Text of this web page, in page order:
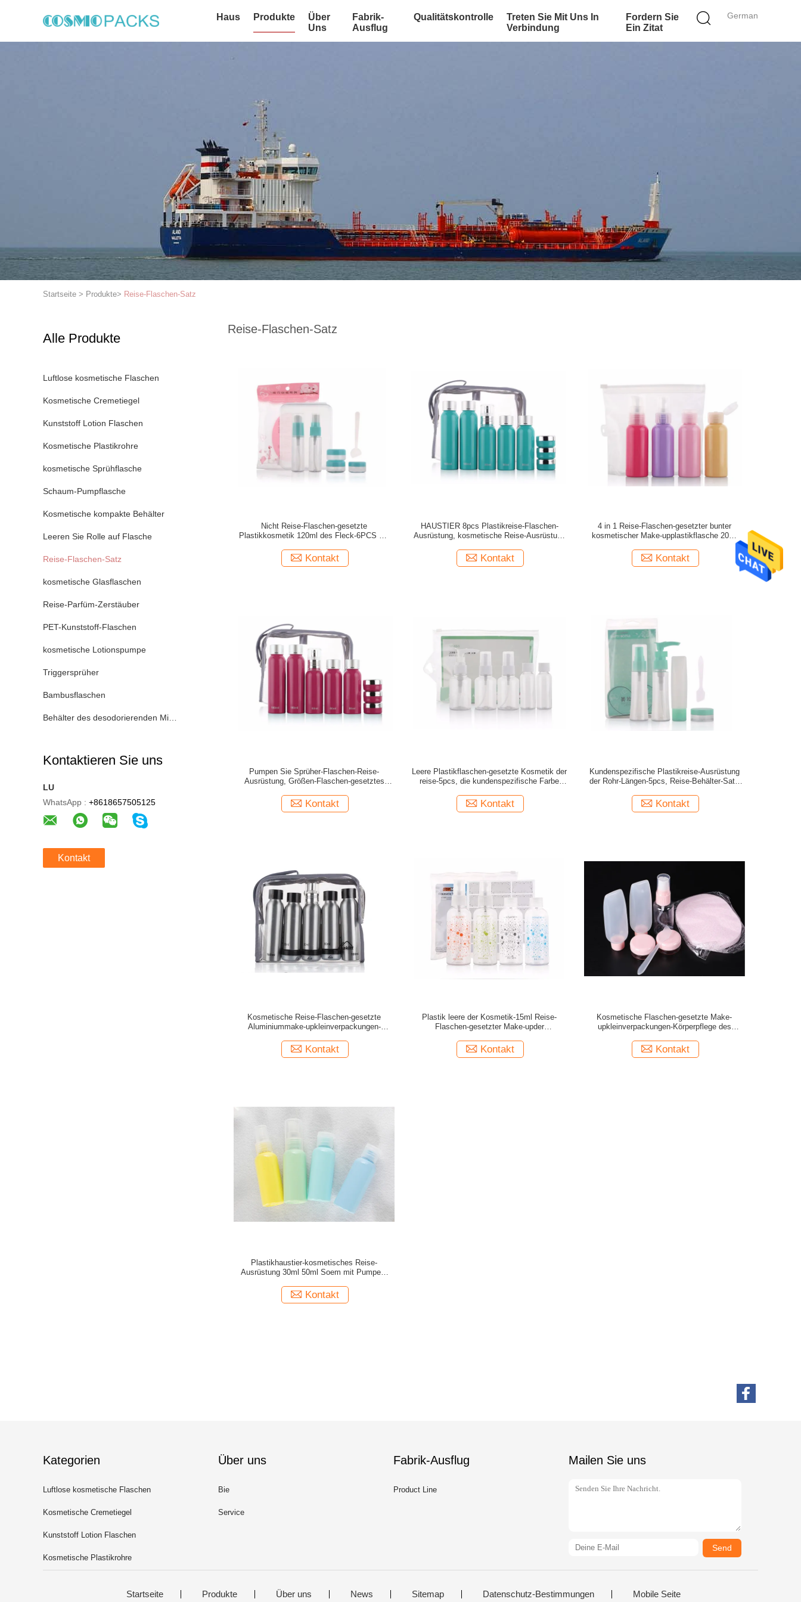
German
Haus Produkte
Über
Uns
Fabrik-
Ausflug
Qualitätskontrolle
Treten Sie Mit Uns In
Verbindung
Fordern Sie
Ein Zitat
Startseite > Produkte> Reise-Flaschen-Satz
Alle Produkte
Luftlose kosmetische Flaschen
Kosmetische Cremetiegel
Kunststoff Lotion Flaschen
Kosmetische Plastikrohre
kosmetische Sprühflasche
Schaum-Pumpflasche
Kosmetische kompakte Behälter
Leeren Sie Rolle auf Flasche
Reise-Flaschen-Satz
kosmetische Glasflaschen
Reise-Parfüm-Zerstäuber
PET-Kunststoff-Flaschen
kosmetische Lotionspumpe
Triggersprüher
Bambusflaschen
Behälter des desodorierenden Mittels
Kontaktieren Sie uns
LU
WhatsApp : +8618657505125
Kontakt
Reise-Flaschen-Satz
Nicht Reise-Flaschen-gesetzte
Plastikkosmetik 120ml des Fleck-6PCS mit
Kontakt
HAUSTIER 8pcs Plastikreise-Flaschen-
Ausrüstung, kosmetische Reise-Ausrüstung
Kontakt
4 in 1 Reise-Flaschen-gesetzter bunter
kosmetischer Make-upplastikflasche 20ml
Kontakt
Pumpen Sie Sprüher-Flaschen-Reise-
Ausrüstung, Größen-Flaschen-gesetztes
Kontakt
Leere Plastikflaschen-gesetzte Kosmetik der
reise-5pcs, die kundenspezifische Farbe
Kontakt
Kundenspezifische Plastikreise-Ausrüstung
der Rohr-Längen-5pcs, Reise-Behälter-Satz
Kontakt
Kosmetische Reise-Flaschen-gesetzte
Aluminiummake-upkleinverpackungen-
Kontakt
Plastik leere der Kosmetik-15ml Reise-
Flaschen-gesetzter Make-upder
Kontakt
Kosmetische Flaschen-gesetzte Make-
upkleinverpackungen-Körperpflege des
Kontakt
Plastikhaustier-kosmetisches Reise-
Ausrüstung 30ml 50ml Soem mit Pumpen-
Kontakt
Kategorien
Luftlose kosmetische Flaschen
Kosmetische Cremetiegel
Kunststoff Lotion Flaschen
Kosmetische Plastikrohre
Über uns
Bie
Service
Fabrik-Ausflug
Product Line
Mailen Sie uns
Send
Startseite Produkte Über uns News Sitemap Datenschutz-Bestimmungen Mobile Seite